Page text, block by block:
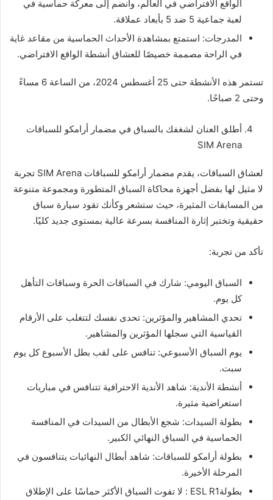
الواقع الافتراضي في العالم، وانضم إلى معركة حماسية في
لعبة جماعية 5 ضد 5 بأبعاد عملاقة.
المدرجات: استمتع بمشاهدة الأحداث الحماسية من مقاعد غاية
في الراحة مصممة خصيصًا للعشاق أنشطة الواقع الافتراضي.
تستمر هذه الأنشطة حتى 25 أغسطس 2024، من الساعة 6 مساءً
وحتى 2 صباحًا.
أطلق العنان لشغفك بالسباق في مضمار أرامكو للسباقات
SIM Arena
لعشاق السباقات، يقدم مضمار أرامكو للسباقات SIM Arena تجربة
لا مثيل لها بفضل أجهزة محاكاة السباق المتطورة ومجموعة متنوعة
من المسابقات المثيرة، حيث ستشعر وكأنك تقود سيارة سباق
حقيقية وتختبر إثارة المنافسة بسرعة عالية بمستوى جديد كليًا.
تأكد من تجربة:
السباق اليومي: شارك في السباقات الحرة وسباقات التأهل
كل يوم.
تحدي المشاهير والمؤثرين: تحدى نفسك لتتغلب على الأرقام
القياسية التي سجلها المؤثرين والمشاهير.
يوم السباق الأسبوعي: تنافس على لقب بطل الأسبوع كل يوم
سبت.
أنشطة الأندية: شاهد الأندية الاحترافية تتنافس في مباريات
استعراضية مثيرة.
بطولة السيدات: شجع الأبطال من السيدات في المنافسة
الحماسية في السباق النهائي الكبير.
بطولة أرامكو للسباقات: شاهد أبطال النهائيات يتنافسون في
المرحلة الأخيرة.
بطولةESL R1 : لا تفوت السباق الأكثر حماسًا على الإطلاق